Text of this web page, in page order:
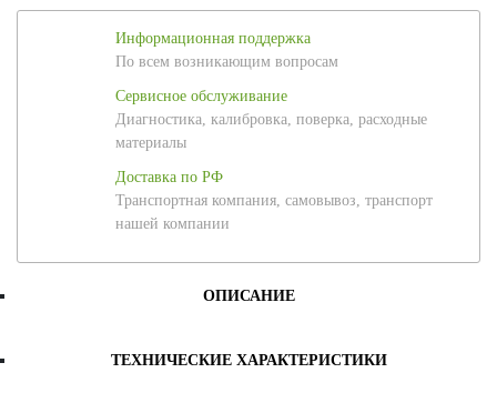
Информационная поддержка
По всем возникающим вопросам
Сервисное обслуживание
Диагностика, калибровка, поверка, расходные
материалы
Доставка по РФ
Транспортная компания, самовывоз, транспорт
нашей компании
ОПИСАНИЕ
ТЕХНИЧЕСКИЕ ХАРАКТЕРИСТИКИ